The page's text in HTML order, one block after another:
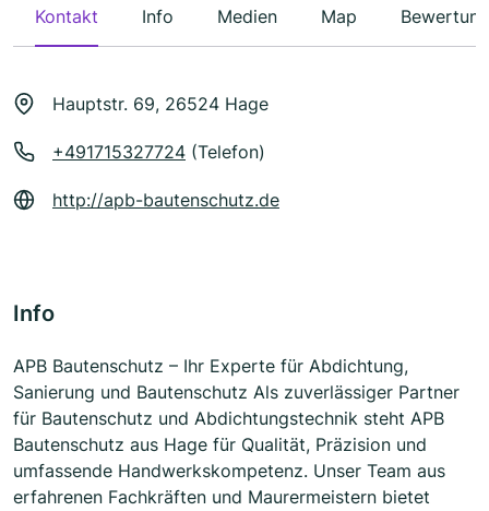
Kontakt Info Medien Map
Hauptstr. 69, 26524 Hage
+491715327724 (Telefon)
http://apb-bautenschutz.de
Info
APB Bautenschutz – Ihr Experte für Abdichtung,
Sanierung und Bautenschutz Als zuverlässiger Partner
für Bautenschutz und Abdichtungstechnik steht APB
Bautenschutz aus Hage für Qualität, Präzision und
umfassende Handwerkskompetenz. Unser Team aus
erfahrenen Fachkräften und Maurermeistern bietet